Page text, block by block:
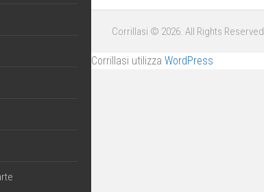
Corrillasi © 2026. All Rights Reserved.
Corrillasi utilizza WordPress